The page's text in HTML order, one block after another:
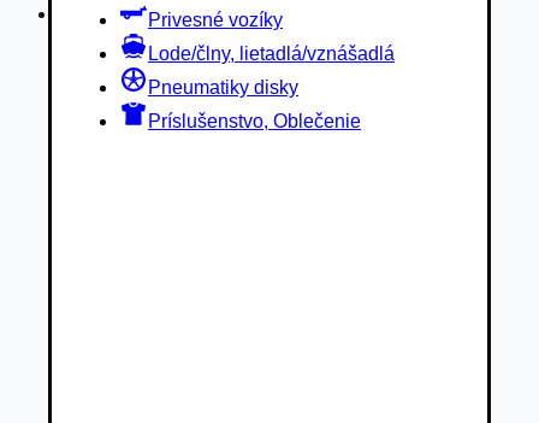
Privesné vozíky
Lode/člny, lietadlá/vznášadlá
Pneumatiky disky
Príslušenstvo, Oblečenie
Príslušenstvo, Oblečenie